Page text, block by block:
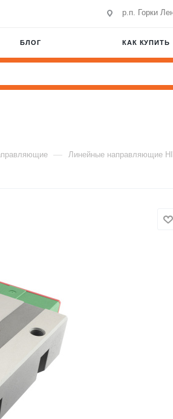
р.п. Горки
БЛОГ КАК КУПИТЬ
— Линейные направляющие